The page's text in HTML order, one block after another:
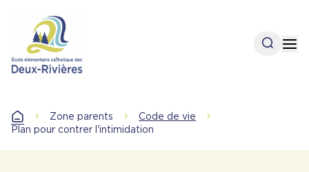
contenu
principal
Open
AccueilZone parents
Code de vie
Plan pour contrer l'intimidation